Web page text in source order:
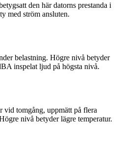
den här datorns prestanda i
med ström ansluten.
belastning. Högre nivå betyder
inspelat ljud på högsta nivå.
vid tomgång, uppmätt på flera
nivå betyder lägre temperatur.